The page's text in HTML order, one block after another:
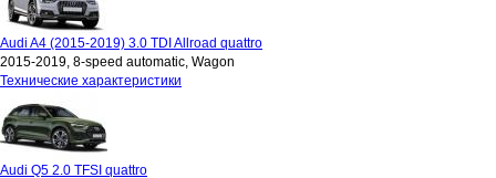
Audi A4 (2015-2019) 3.0 TDI Allroad quattro
2015-2019, 8-speed automatic, Wagon
Технические характеристики
Audi Q5 2.0 TFSI quattro